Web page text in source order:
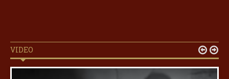
VIDEO  